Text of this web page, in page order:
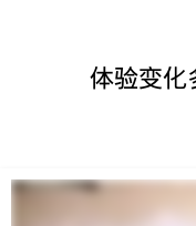
体验变化